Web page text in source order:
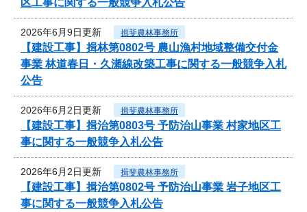
2026年6月9日更新 揖斐農林事務所
【建設工事】揖林第0802号 農山漁村地域整備交付金
事業 林道春日・久瀬線改築工事に関する一般競争入札
公告
2026年6月2日更新 揖斐農林事務所
【建設工事】揖治第0803号 予防治山事業 村家地区工
事に関する一般競争入札公告
2026年6月2日更新 揖斐農林事務所
【建設工事】揖治第0802号 予防治山事業 岩子地区工
事に関する一般競争入札公告